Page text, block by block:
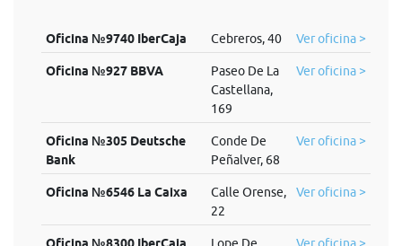
Oficina №9740 IberCaja Cebreros, 40 Ver oficina >
Oficina №927 BBVA
Paseo De La
Castellana,
169
Ver oficina >
Oficina №305 Deutsche
Bank
Conde De
Peñalver, 68
Ver oficina >
Oficina №6546 La Caixa
Calle Orense,
22
Ver oficina >